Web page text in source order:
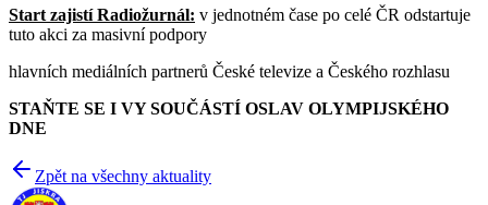
Start zajistí Radiožurnál: v jednotném čase po celé ČR odstartuje
tuto akci za masivní podpory
hlavních mediálních partnerů České televize a Českého rozhlasu
STAŇTE SE I VY SOUČÁSTÍ OSLAV OLYMPIJSKÉHO
DNE
Zpět na všechny aktuality